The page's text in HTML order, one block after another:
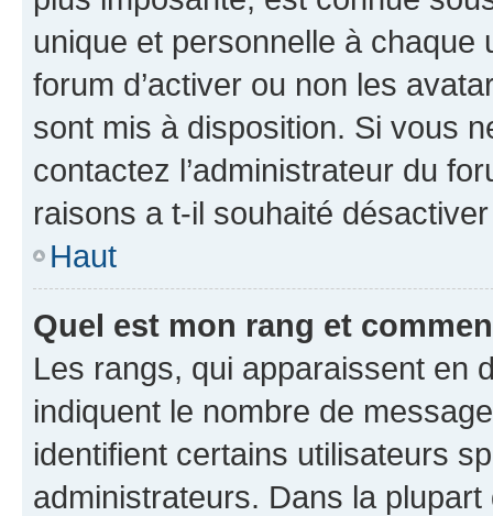
unique et personnelle à chaque
forum d’activer ou non les
sont mis à disposition. Si vous
contactez l’administrateur du
raisons a t-il souhaité
Haut
Quel est mon rang et
Les rangs, qui apparaissent en
indiquent le nombre de
identifient certains utilisateurs
administrateurs. Dans la